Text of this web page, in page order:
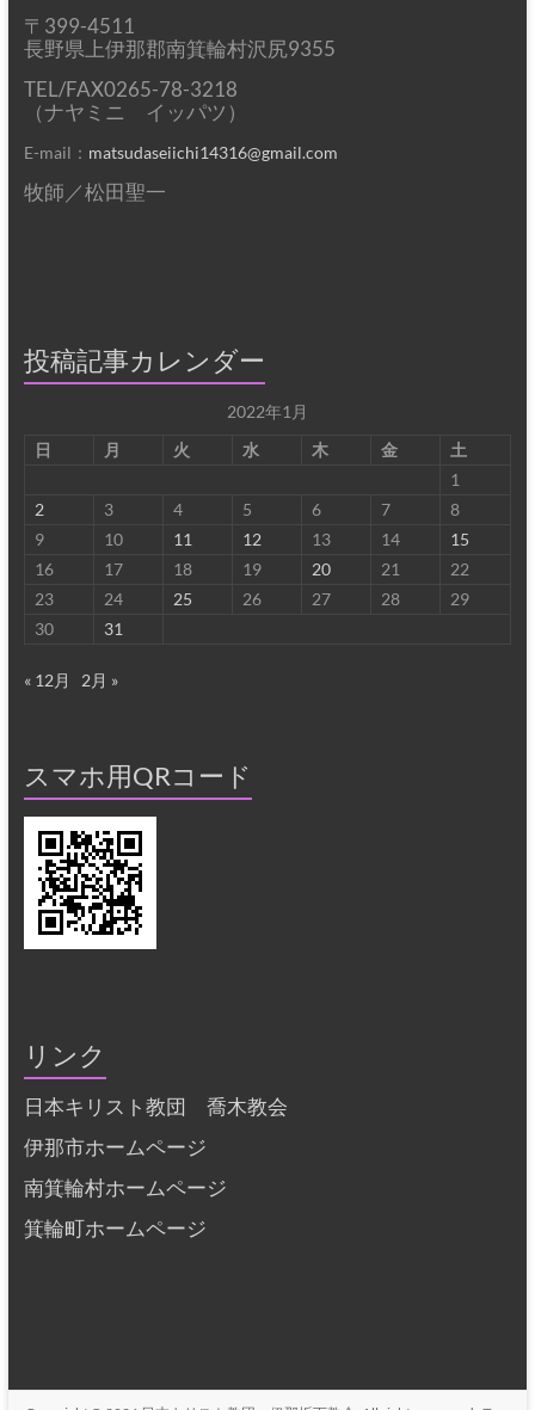
〒399-4511
長野県上伊那郡南箕輪村沢尻9355
TEL/FAX0265-78-3218
（ナヤミニ イッパツ）
E-mail： matsudaseiichi14316@gmail.com
牧師／松田聖一
投稿記事カレンダー
2022年1月
日
月 火 水 木 金
土
1
2
3 4 5 6 7
8
9
10 11 12 13 14
15
16
17 18 19 20 21
22
23
24 25 26 27 28
29
30
31
« 12月 2月 »
スマホ用QRコード
リンク
日本キリスト教団 喬木教会
伊那市ホームページ
南箕輪村ホームページ
箕輪町ホームページ